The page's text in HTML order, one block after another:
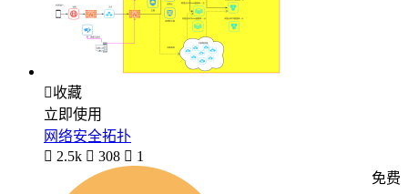
收藏
立即使用
网络安全拓扑
 2.5k  308  1
免费